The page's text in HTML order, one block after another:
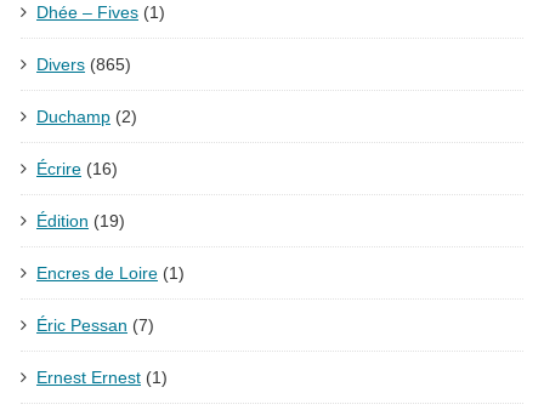
Dhée – Fives (1)
Divers (865)
Duchamp (2)
Écrire (16)
Édition (19)
Encres de Loire (1)
Éric Pessan (7)
Ernest Ernest (1)